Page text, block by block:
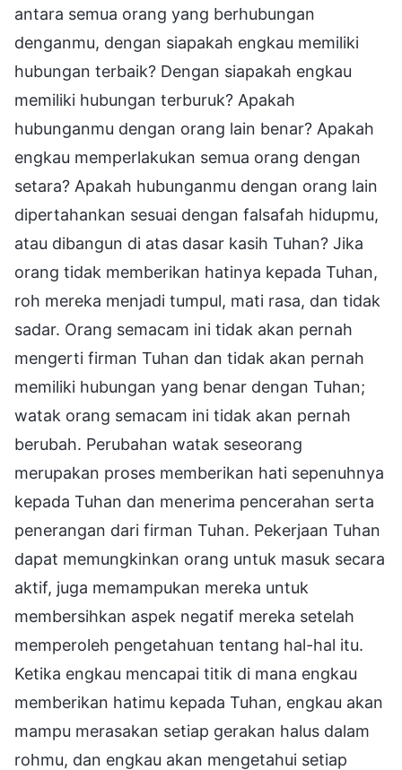
antara semua orang yang berhubungan
denganmu, dengan siapakah engkau memiliki
hubungan terbaik? Dengan siapakah engkau
memiliki hubungan terburuk? Apakah
hubunganmu dengan orang lain benar? Apakah
engkau memperlakukan semua orang dengan
setara? Apakah hubunganmu dengan orang lain
dipertahankan sesuai dengan falsafah hidupmu,
atau dibangun di atas dasar kasih Tuhan? Jika
orang tidak memberikan hatinya kepada Tuhan,
roh mereka menjadi tumpul, mati rasa, dan tidak
sadar. Orang semacam ini tidak akan pernah
mengerti firman Tuhan dan tidak akan pernah
memiliki hubungan yang benar dengan Tuhan;
watak orang semacam ini tidak akan pernah
berubah. Perubahan watak seseorang
merupakan proses memberikan hati sepenuhnya
kepada Tuhan dan menerima pencerahan serta
penerangan dari firman Tuhan. Pekerjaan Tuhan
dapat memungkinkan orang untuk masuk secara
aktif, juga memampukan mereka untuk
membersihkan aspek negatif mereka setelah
memperoleh pengetahuan tentang hal-hal itu.
Ketika engkau mencapai titik di mana engkau
memberikan hatimu kepada Tuhan, engkau akan
mampu merasakan setiap gerakan halus dalam
rohmu, dan engkau akan mengetahui setiap